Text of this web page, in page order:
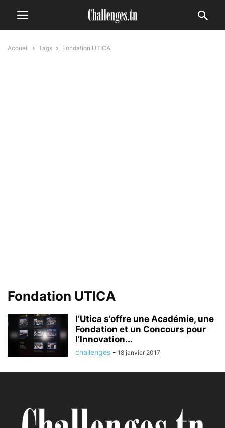
Accueil Tags Fondation UTICA
Fondation UTICA
l’Utica s’offre une Académie, une
Fondation et un Concours pour
l’Innovation...
challenges - 18 janvier 2017